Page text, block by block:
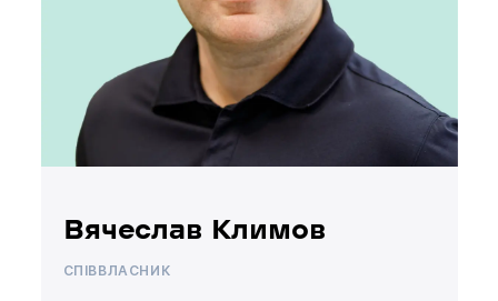
Вячеслав Климов
СПІВВЛАСНИК